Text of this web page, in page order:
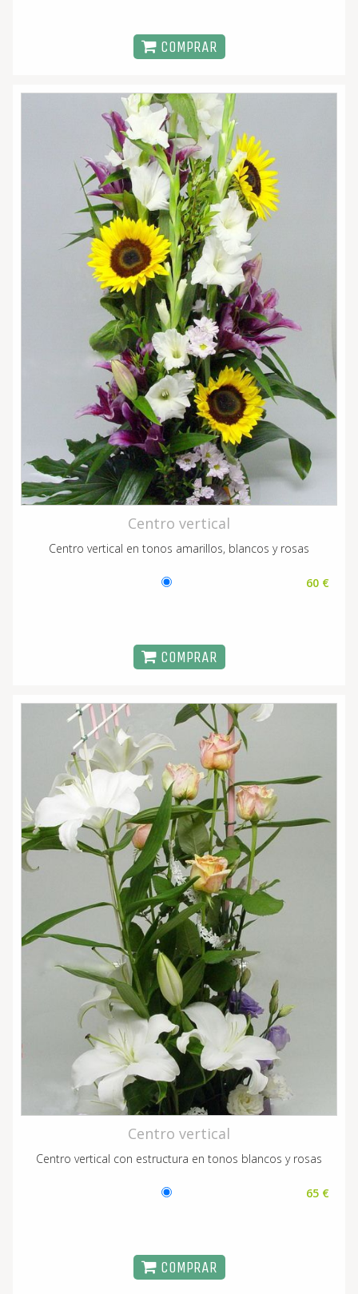
COMPRAR
Centro vertical
Centro vertical en tonos amarillos, blancos y rosas
60 €
COMPRAR
Centro vertical
Centro vertical con estructura en tonos blancos y rosas
65 €
COMPRAR